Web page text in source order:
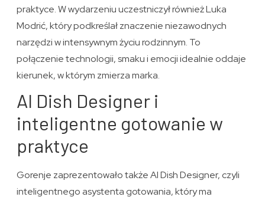
praktyce. W wydarzeniu uczestniczył również Luka
Modrić, który podkreślał znaczenie niezawodnych
narzędzi w intensywnym życiu rodzinnym. To
połączenie technologii, smaku i emocji idealnie oddaje
kierunek, w którym zmierza marka.
AI Dish Designer i
inteligentne gotowanie w
praktyce
Gorenje zaprezentowało także AI Dish Designer, czyli
inteligentnego asystenta gotowania, który ma